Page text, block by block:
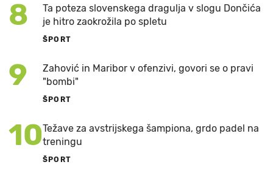
8
Ta poteza slovenskega dragulja v slogu Dončića
je hitro zaokrožila po spletu
ŠPORT
9
Zahović in Maribor v ofenzivi, govori se o pravi
"bombi"
ŠPORT
10Težave za avstrijskega šampiona, grdo padel na
treningu
ŠPORT